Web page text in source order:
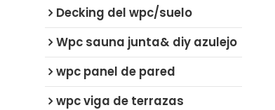
Decking del wpc/suelo
Wpc sauna junta& diy azulejo
wpc panel de pared
wpc viga de terrazas